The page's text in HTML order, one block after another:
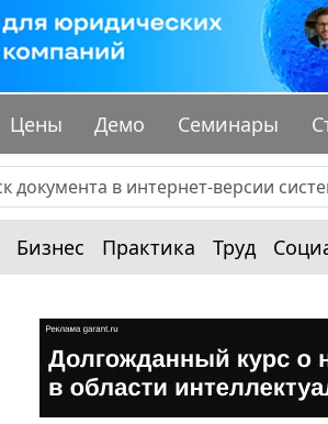
Цены Демо Семинары
Бизнес Практика Труд